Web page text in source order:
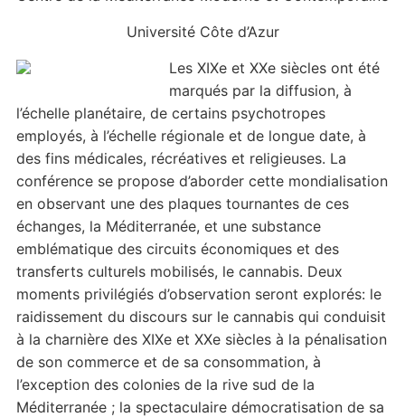
Université Côte d’Azur
Les XIXe et XXe siècles ont été
marqués par la diffusion, à
l’échelle planétaire, de certains psychotropes
employés, à l’échelle régionale et de longue date, à
des fins médicales, récréatives et religieuses. La
conférence se propose d’aborder cette mondialisation
en observant une des plaques tournantes de ces
échanges, la Méditerranée, et une substance
emblématique des circuits économiques et des
transferts culturels mobilisés, le cannabis. Deux
moments privilégiés d’observation seront explorés: le
raidissement du discours sur le cannabis qui conduisit
à la charnière des XIXe et XXe siècles à la pénalisation
de son commerce et de sa consommation, à
l’exception des colonies de la rive sud de la
Méditerranée ; la spectaculaire démocratisation de sa